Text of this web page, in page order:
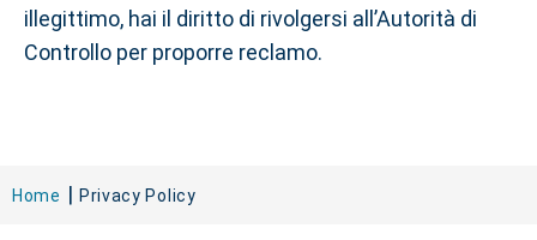
illegittimo, hai il diritto di rivolgersi all’Autorità di
Controllo per proporre reclamo.
Home Privacy Policy